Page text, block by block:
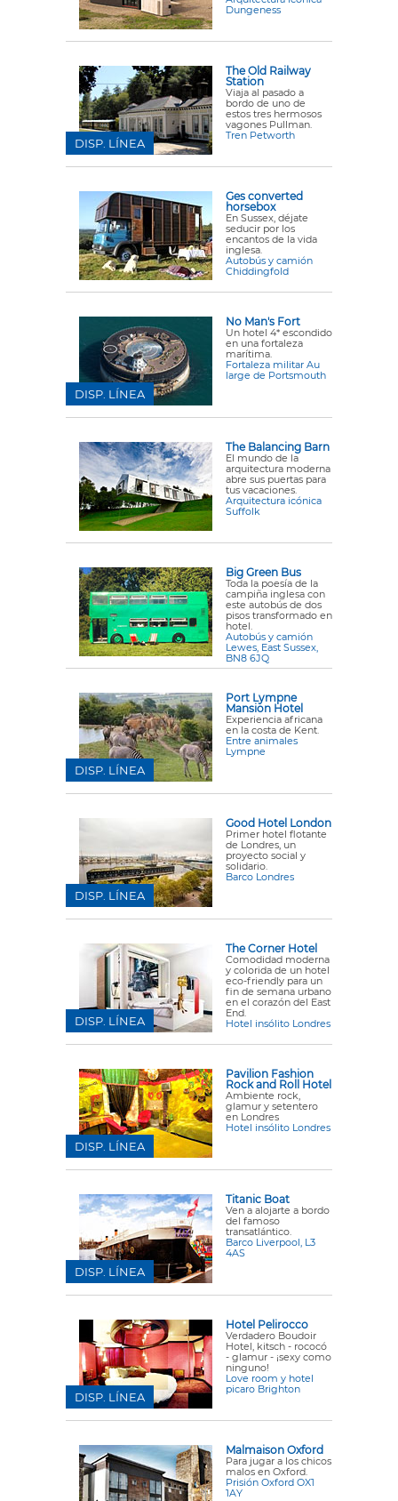
Dungeness
The Old Railway
Station
Viaja al pasado a
bordo de uno de
estos tres hermosos
vagones Pullman.
Tren Petworth
DISP. LÍNEA
Ges converted
horsebox
En Sussex, déjate
seducir por los
encantos de la vida
inglesa.
Autobús y camión
Chiddingfold
No Man's Fort
Un hotel 4* escondido
en una fortaleza
marítima.
Fortaleza militar Au
large de Portsmouth
DISP. LÍNEA
The Balancing Barn
El mundo de la
arquitectura moderna
abre sus puertas para
tus vacaciones.
Arquitectura icónica
Suffolk
Big Green Bus
Toda la poesía de la
campiña inglesa con
este autobús de dos
pisos transformado en
hotel.
Autobús y camión
Lewes, East Sussex,
BN8 6JQ
Port Lympne
Mansion Hotel
Experiencia africana
en la costa de Kent.
Entre animales
Lympne
DISP. LÍNEA
Good Hotel London
Primer hotel flotante
de Londres, un
proyecto social y
solidario.
Barco Londres
DISP. LÍNEA
The Corner Hotel
Comodidad moderna
y colorida de un hotel
eco-friendly para un
fin de semana urbano
en el corazón del East
End.
Hotel insólito Londres
DISP. LÍNEA
Pavilion Fashion
Rock and Roll Hotel
Ambiente rock,
glamur y setentero
en Londres
Hotel insólito Londres
DISP. LÍNEA
Titanic Boat
Ven a alojarte a bordo
del famoso
transatlántico.
Barco Liverpool, L3
4AS
DISP. LÍNEA
Hotel Pelirocco
Verdadero Boudoir
Hotel, kitsch - rococó
- glamur - ¡sexy como
ninguno!
Love room y hotel
picaro Brighton
DISP. LÍNEA
Malmaison Oxford
Para jugar a los chicos
malos en Oxford.
Prisión Oxford OX1
1AY